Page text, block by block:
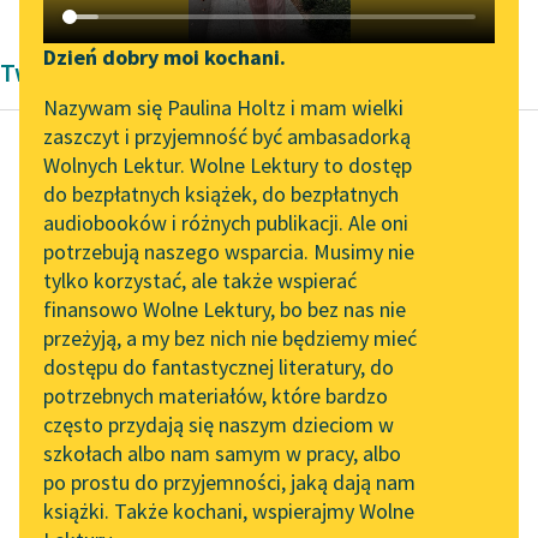
Katalog DAISY
Podkasty o książkach
Zgłoś brak utworu
Aktualności
„Prokurator Alicja Horn”
do słuchania
Byliśmy częścią AI Impact
Lab
Zapraszamy na spotkanie
online z tłumaczkami
literatury skandynawskiej
Spotkanie z Katarzyną
Tunkiel w Oslo
102. lata temu zmarł
Joseph Conrad
Narzędzia
Mapa Wolnych Lektur
Leśmianator
Przewodnik dla piszących i
czytających
API
OAI-PMH
Widget Wolnych Lektur
Przypisy
Dzień dobry moi kochani.
Nazywam się Paulina Holtz i mam wielki
zaszczyt i przyjemność być ambasadorką
Wolnych Lektur. Wolne Lektury to dostęp
do bezpłatnych książek, do bezpłatnych
audiobooków i różnych publikacji. Ale oni
potrzebują naszego wsparcia. Musimy nie
tylko korzystać, ale także wspierać
finansowo Wolne Lektury, bo bez nas nie
przeżyją, a my bez nich nie będziemy mieć
dostępu do fantastycznej literatury, do
potrzebnych materiałów, które bardzo
często przydają się naszym dzieciom w
szkołach albo nam samym w pracy, albo
po prostu do przyjemności, jaką dają nam
książki. Także kochani, wspierajmy Wolne
Twórczość Franciszek Karpiński
Franciszek Karpiński
Reguły dla
gospodarzów
domu
Czytaj więcej